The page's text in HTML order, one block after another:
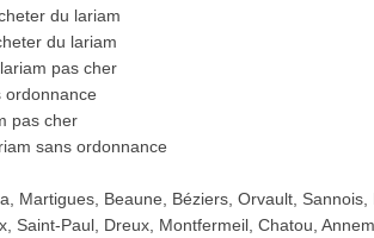
du lariam
du lariam
pas cher
ordonnance
pas cher
sans ordonnance
Martigues, Beaune, Béziers, Orvault, Sannois,
Saint-Paul, Dreux, Montfermeil, Chatou,